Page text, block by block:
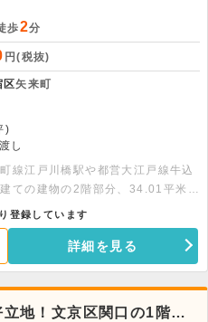
歩2分
円(税抜)
区矢来町
)
し
線江戸川橋駅や都営大江戸線牛込
ての建物の2階部分、34.01平米の
空調・室内トイレ完備です。
登録しています
詳細を見る
地！文京区関口の1階店